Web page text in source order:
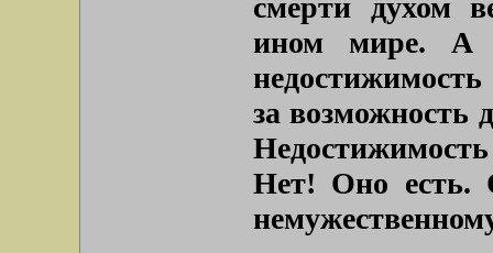
смерти духом
ином мире. А
за возможность
Нет! Оно есть.